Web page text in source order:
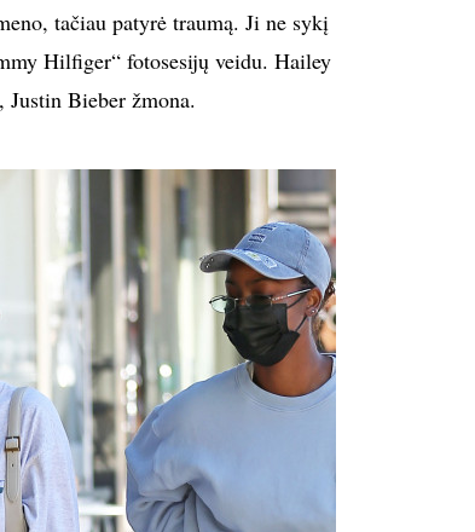
tačiau patyrė traumą. Ji ne sykį
Hilfiger“ fotosesijų veidu. Hailey
Bieber žmona.